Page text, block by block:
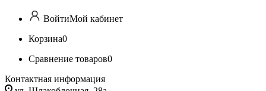
ВойтиМой кабинет
Корзина0
Сравнение товаров0
Контактная информация